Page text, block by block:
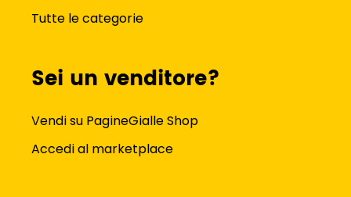
Tutte le categorie
Sei un venditore?
Vendi su PagineGialle Shop
Accedi al marketplace